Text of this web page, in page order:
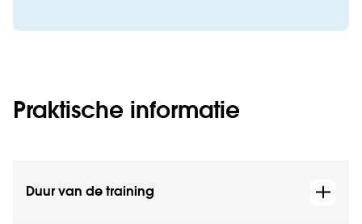
Praktische informatie
Duur van de training